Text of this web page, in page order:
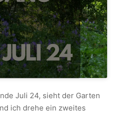
Juli 24, sieht der Garten
ich drehe ein zweites